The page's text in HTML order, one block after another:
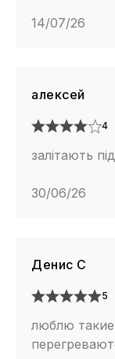
14/07/26
алексей
4
залітають
30/06/26
Денис С
5
люблю